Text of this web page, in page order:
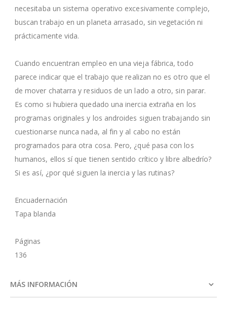
necesitaba un sistema operativo excesivamente complejo,
buscan trabajo en un planeta arrasado, sin vegetación ni
prácticamente vida.
Cuando encuentran empleo en una vieja fábrica, todo
parece indicar que el trabajo que realizan no es otro que el
de mover chatarra y residuos de un lado a otro, sin parar.
Es como si hubiera quedado una inercia extraña en los
programas originales y los androides siguen trabajando sin
cuestionarse nunca nada, al fin y al cabo no están
programados para otra cosa. Pero, ¿qué pasa con los
humanos, ellos sí que tienen sentido crítico y libre albedrío?
Si es así, ¿por qué siguen la inercia y las rutinas?
Encuadernación
Tapa blanda
Páginas
136
MÁS INFORMACIÓN